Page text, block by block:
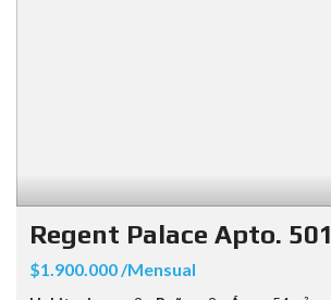
Regent Palace Apto. 501
$1.900.000 /Mensual